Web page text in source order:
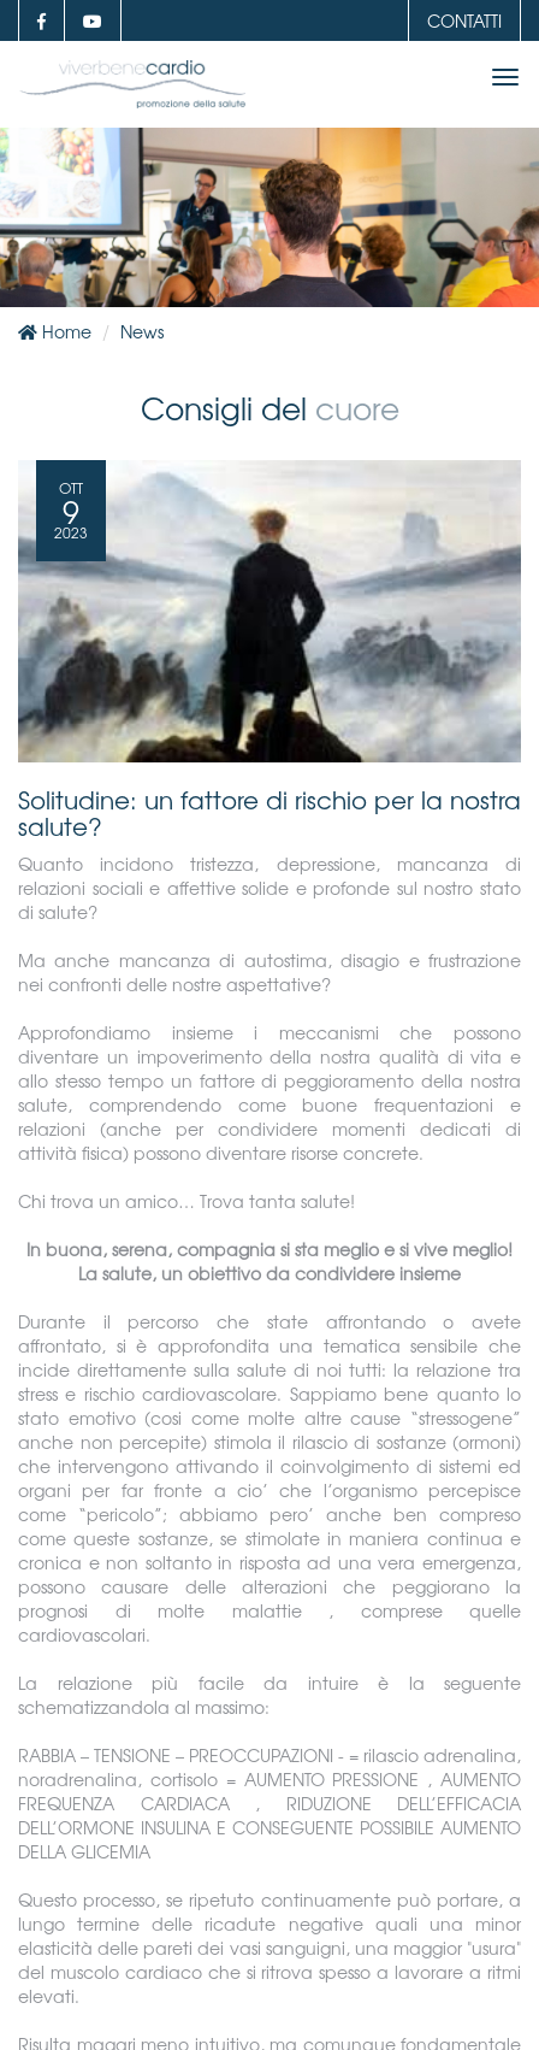
CONTATTI
Home News
Consigli del cuore
OTT
9
2023
Solitudine: un fattore di rischio per la nostra
salute?
Quanto incidono tristezza, depressione, mancanza di
relazioni sociali e affettive solide e profonde sul nostro stato
di salute?
Ma anche mancanza di autostima, disagio e frustrazione
nei confronti delle nostre aspettative?
Approfondiamo insieme i meccanismi che possono
diventare un impoverimento della nostra qualità di vita e
allo stesso tempo un fattore di peggioramento della nostra
salute, comprendendo come buone frequentazioni e
relazioni (anche per condividere momenti dedicati di
attività fisica) possono diventare risorse concrete.
Chi trova un amico… Trova tanta salute!
In buona, serena, compagnia si sta meglio e si vive meglio!
La salute, un obiettivo da condividere insieme
Durante il percorso che state affrontando o avete
affrontato, si è approfondita una tematica sensibile che
incide direttamente sulla salute di noi tutti: la relazione tra
stress e rischio cardiovascolare. Sappiamo bene quanto lo
stato emotivo (cosi come molte altre cause “stressogene”
anche non percepite) stimola il rilascio di sostanze (ormoni)
che intervengono attivando il coinvolgimento di sistemi ed
organi per far fronte a cio’ che l’organismo percepisce
come “pericolo”; abbiamo pero’ anche ben compreso
come queste sostanze, se stimolate in maniera continua e
cronica e non soltanto in risposta ad una vera emergenza,
possono causare delle alterazioni che peggiorano la
prognosi di molte malattie , comprese quelle
cardiovascolari.
La relazione più facile da intuire è la seguente
schematizzandola al massimo:
RABBIA – TENSIONE – PREOCCUPAZIONI - = rilascio adrenalina,
noradrenalina, cortisolo = AUMENTO PRESSIONE , AUMENTO
FREQUENZA CARDIACA , RIDUZIONE DELL’EFFICACIA
DELL’ORMONE INSULINA E CONSEGUENTE POSSIBILE AUMENTO
DELLA GLICEMIA
Questo processo, se ripetuto continuamente può portare, a
lungo termine delle ricadute negative quali una minor
elasticità delle pareti dei vasi sanguigni, una maggior "usura"
del muscolo cardiaco che si ritrova spesso a lavorare a ritmi
elevati.
Risulta magari meno intuitivo, ma comunque fondamentale